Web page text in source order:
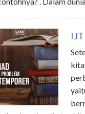
kita